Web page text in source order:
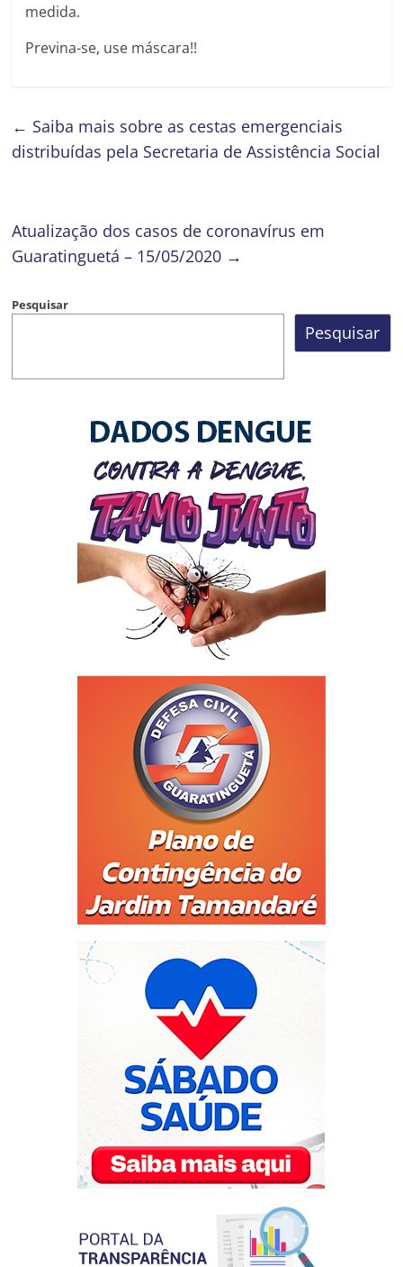
medida.
Previna-se, use máscara!!
← Saiba mais sobre as cestas emergenciais
distribuídas pela Secretaria de Assistência Social
Atualização dos casos de coronavírus em
Guaratinguetá – 15/05/2020 →
Pesquisar
Pesquisar